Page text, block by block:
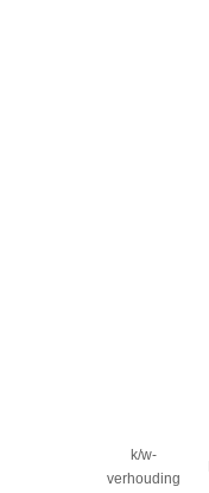
k/w-
verhouding